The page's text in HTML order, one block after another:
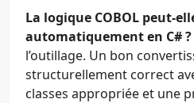
La logique COBOL peut-
automatiquement en C# ?
l’outillage. Un bon
structurellement correct
classes appropriée et une